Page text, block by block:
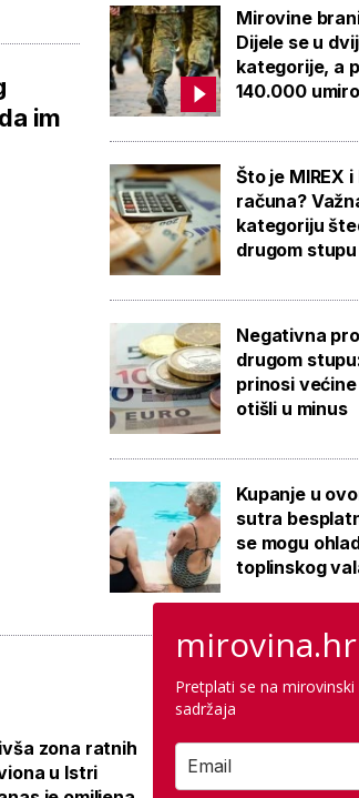
im
Mirovine
Dijele se u
kategorije, a
140.000
Što je MIREX
računa?
kategoriju
drugom stupu
Negativna
drugom
prinosi
otišli u minus
Kupanje u
sutra
se mogu
toplinskog
zona ratnih
u Istri
mirovina.hr
Pretplati se na
sadržaja